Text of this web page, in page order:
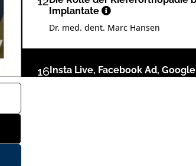
Implantate
Dr. med. dent. Marc Hansen
16Insta Live, Facebook Ad,